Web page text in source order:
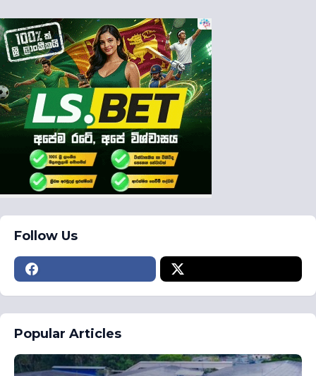
Follow Us
Popular Articles